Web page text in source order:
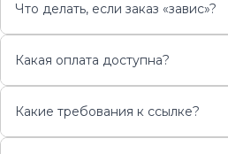
Что делать, если заказ «завис»?
Какая оплата доступна?
Какие требования к ссылке?